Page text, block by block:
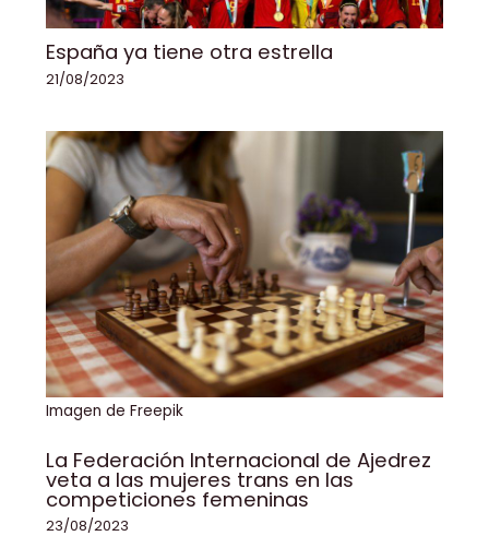
España ya tiene otra estrella
21/08/2023
Imagen de Freepik
La Federación Internacional de Ajedrez
veta a las mujeres trans en las
competiciones femeninas
23/08/2023